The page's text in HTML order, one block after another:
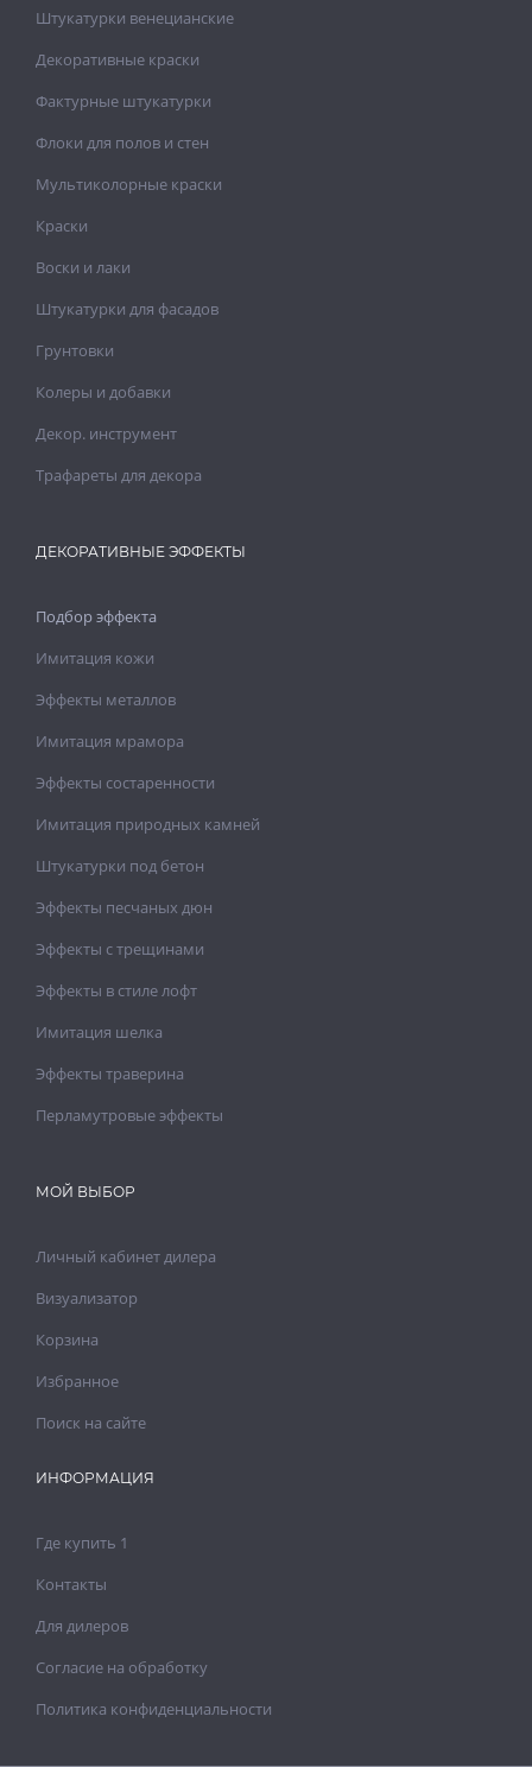
Штукатурки венецианские
Декоративные краски
Фактурные штукатурки
Флоки для полов и стен
Мультиколорные краски
Краски
Воски и лаки
Штукатурки для фасадов
Грунтовки
Колеры и добавки
Декор. инструмент
Трафареты для декора
ДЕКОРАТИВНЫЕ ЭФФЕКТЫ
Подбор эффекта
Имитация кожи
Эффекты металлов
Имитация мрамора
Эффекты состаренности
Имитация природных камней
Штукатурки под бетон
Эффекты песчаных дюн
Эффекты с трещинами
Эффекты в стиле лофт
Имитация шелка
Эффекты траверина
Перламутровые эффекты
МОЙ ВЫБОР
Личный кабинет дилера
Визуализатор
Корзина
Избранное
Поиск на сайте
ИНФОРМАЦИЯ
Где купить 1
Контакты
Для дилеров
Согласие на обработку
Политика конфиденциальности